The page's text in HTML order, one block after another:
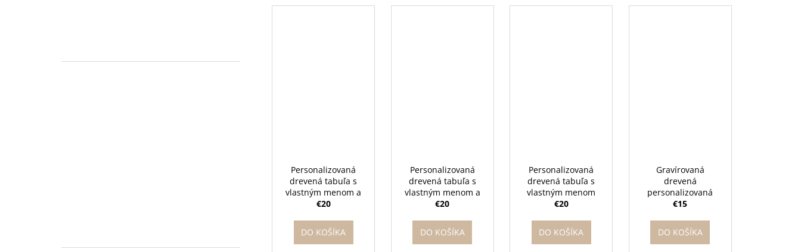
Personalizovaná
drevená tabuľa s
vlastným menom a
mackom
€20
DO KOŠÍKA
Personalizovaná
drevená tabuľa s
vlastným menom a
motýľmi
€20
DO KOŠÍKA
Personalizovaná
drevená tabuľa s
vlastným menom
pre futbalistu
€20
DO KOŠÍKA
Gravírovaná
drevená
personalizovaná
dekorácia
€15
DO KOŠÍKA